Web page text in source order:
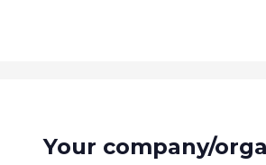
Your company/